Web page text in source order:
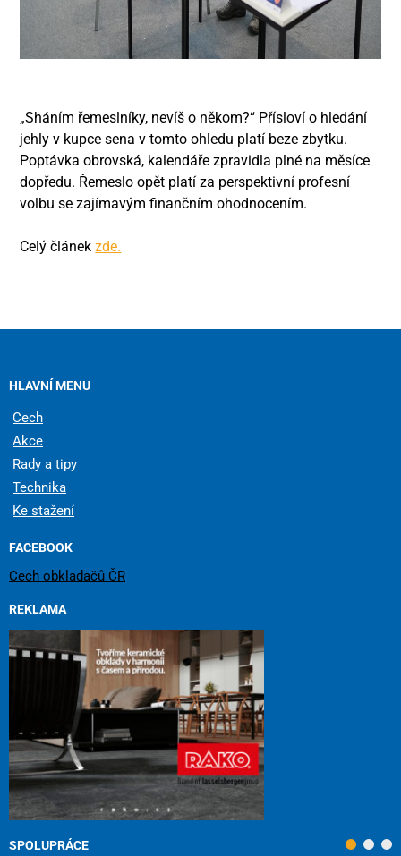
„Sháním řemeslníky, nevíš o někom?“ Přísloví o hledání
jehly v kupce sena v tomto ohledu platí beze zbytku.
Poptávka obrovská, kalendáře zpravidla plné na měsíce
dopředu. Řemeslo opět platí za perspektivní profesní
volbu se zajímavým finančním ohodnocením.
Celý článekzde.
HLAVNÍ MENU
Cech
Akce
Rady a tipy
Technika
Ke stažení
FACEBOOK
Cech obkladačů ČR
REKLAMA
SPOLUPRÁCE